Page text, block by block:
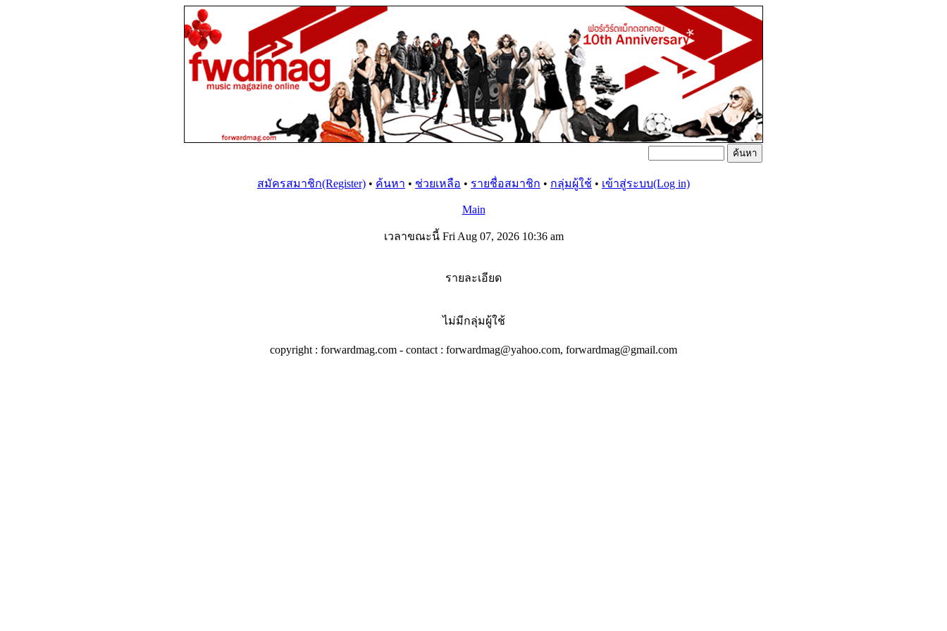
สมัครสมาชิก(Register) • ค้นหา • ช่วยเหลือ • รายชื่อสมาชิก • กลุ่มผู้ใช้ • เข้าสู่ระบบ(Log in)
Main
เวลาขณะนี้ Fri Aug 07, 2026 10:36 am
รายละเอียด
ไม่มีกลุ่มผู้ใช้
copyright : forwardmag.com - contact : forwardmag@yahoo.com, forwardmag@gmail.com